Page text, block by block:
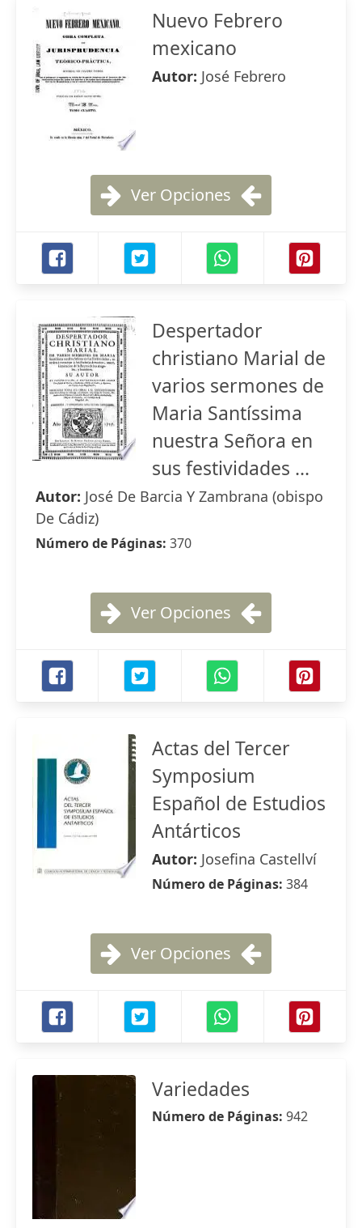
Nuevo Febrero
mexicano
Autor: José Febrero
Ver Opciones
Despertador
christiano Marial de
varios sermones de
Maria Santíssima
nuestra Señora en
sus festividades ...
Autor: José De Barcia Y Zambrana (obispo
De Cádiz)
Número de Páginas: 370
Ver Opciones
Actas del Tercer
Symposium
Español de Estudios
Antárticos
Autor: Josefina Castellví
Número de Páginas: 384
Ver Opciones
Variedades
Número de Páginas: 942